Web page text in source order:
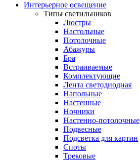
Интерьерное освещение
Типы светильников
Люстры
Настольные
Потолочные
Абажуры
Бра
Встраиваемые
Комплектующие
Лента светодиодная
Напольные
Настенные
Ночники
Настенно-потолочные
Подвесные
Подсветка для картин
Споты
Трековые